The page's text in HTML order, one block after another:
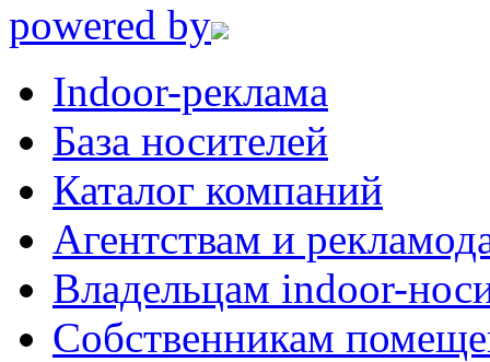
powered by
Indoor-реклама
База носителей
Каталог компаний
Агентствам и
Владельцам indoor-
Собственникам